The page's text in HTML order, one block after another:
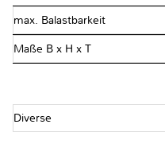
max. Balastbarkeit
Maße B x H x T
Diverse